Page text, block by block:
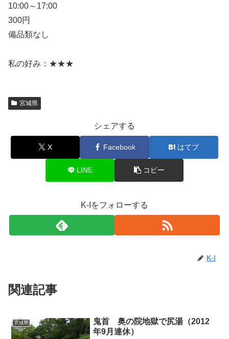
10:00～17:00
300円
備品類なし
私の好み：★★★
宮城県
シェアする
X Facebook はてブ
LINE コピー
K-Iをフォローする
K-I
関連記事
宮城県
鬼首 奥の院地獄で尻湯（2012
年9月連休）